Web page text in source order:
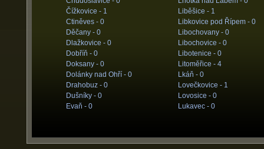
Čížkovice - 1
Ctiněves - 0
Děčany - 0
Dlažkovice - 0
Dobříň - 0
Doksany - 0
Dolánky nad Ohří - 0
Drahobuz - 0
Dušníky - 0
Evaň - 0
Liběšice - 1
Libkovice pod Řípem - 0
Libochovany - 0
Libochovice - 0
Libotenice - 0
Litoměřice - 4
Lkáň - 0
Lovečkovice - 1
Lovosice - 0
Lukavec - 0